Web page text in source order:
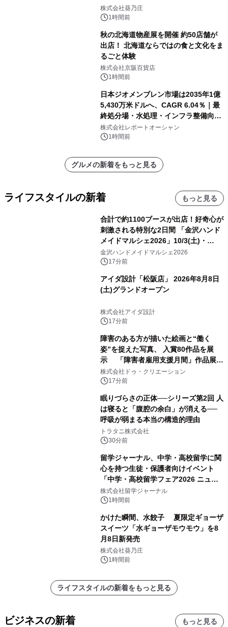
株式会社葵乃庄
1時間前
秋の北海道物産展を開催 約50店舗が
出店！ 北海道ならではの食と文化をま
るごと体験
株式会社京阪百貨店
1時間前
日本ジオメンブレン市場は2035年1億
5,430万米ドルへ、CAGR 6.04％｜最
終処分場・水処理・インフラ整備向け
需要拡大
株式会社レポートオーシャン
1時間前
グルメの新着をもっと見る
ライフスタイルの新着 もっと見る
合計で約1100ブースが出店！好奇心が
刺激される特別な2日間 「金沢ハンド
メイドマルシェ2026」10/3(土)・
10/4(日)開催
金沢ハンドメイドマルシェ2026
17分前
アイダ設計「松阪店」 2026年8月8日
(土)グランドオープン
株式会社アイダ設計
17分前
障害のある方が描いた絵画と“働く
姿”を捉えた写真、 入賞80作品を展
示 「障害者雇用支援月間」作品展示
会を 東京・愛知で開催
株式会社ドゥ・クリエーション
17分前
眠りづらさの正体──シリーズ第2回 人
は寝ると「腹腔の余白」が消える──
呼吸が弱まる本当の構造的理由
トラタニ株式会社
30分前
留学ジャーナル、中学・高校留学に関
心を持つ生徒・保護者向けイベント
「中学・高校留学フェア2026 ニュー
ジーランド＆オーストラリア」を
9/12(土)に開催
株式会社留学ジャーナル
1時間前
かけた瞬間、水餃子 夏限定ギョーザ
スイーツ「水ギョーザモウモウ」を8
月8日新発売
株式会社葵乃庄
1時間前
ライフスタイルの新着をもっと見る
ビジネスの新着 もっと見る